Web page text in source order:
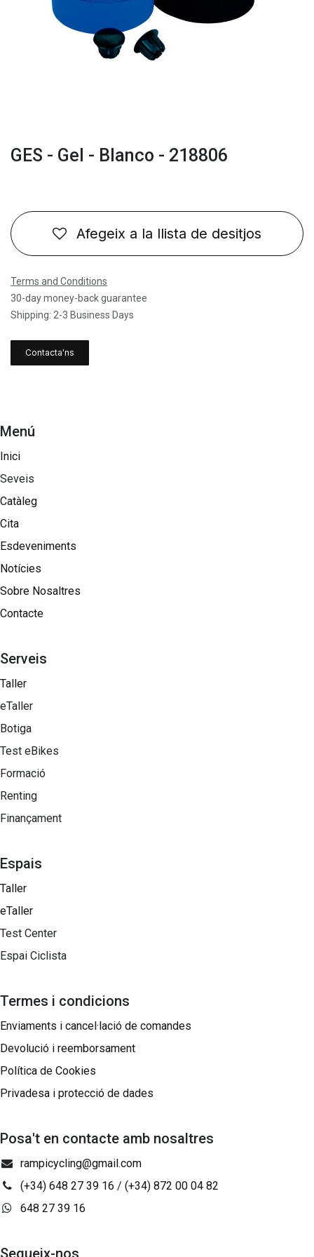
GES - Gel - Blanco - 218806
Afegeix a la llista de desitjos
Terms and Conditions
30-day money-back guarantee
Shipping: 2-3 Business Days
Contacta'ns
Menú
Inici
Seveis
Catàleg
Cita
Esdeveniments
Notícies
Sobre Nosaltres​
Contacte
Serveis
Taller
eTaller
Botiga
Test eBikes
Formació
Renting
Finançament
Espais
Taller
eTaller
Test Center
Espai Ciclista
Termes i condicions
Enviaments i cancel·lació de comandes
Devolució i reemborsament
Política de Cookies
Privadesa i protecció de dades
Posa't en contacte amb nosaltres
rampicycling@gmail.com
(+34) 648 27 39 16 / (+34) 872 00 04 82
648 27 39 16
Segueix-nos